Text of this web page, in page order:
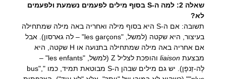
שאלה 2: למה ה-S בסוף מילים לפעמים נשמעת ולפעמים
לא?
תשובה: אם ה-S היא בסוף מילה ואחריה באה מילה שמתחילה
בעיצור, היא שקטה (למשל, "les garçons" – לה גארסון). אבל
אם אחריה באה מילה שמתחילה בתנועה או H שקטה, היא
מבצעת liaison
והופכת לצליל Z (למשל, "les enfants" –
לֶה-זַנפָן). יש גם מילים שבהן ה-S מבוטאת תמיד, כמו "bus",